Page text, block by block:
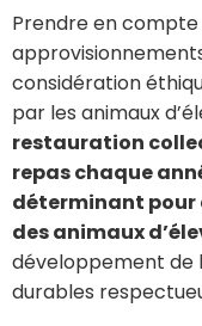
Prendre en
considération
par les animaux
restauration
repas chaque
déterminant pour
des animaux
développement de
durables